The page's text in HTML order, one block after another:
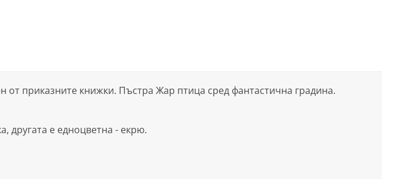
от приказните книжки. Пъстра Жар птица сред фантастична градина.
другата е едноцветна - екрю.